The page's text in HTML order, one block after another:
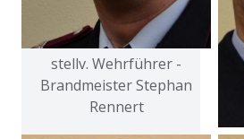
stellv. Wehrführer -
Brandmeister Stephan
Rennert